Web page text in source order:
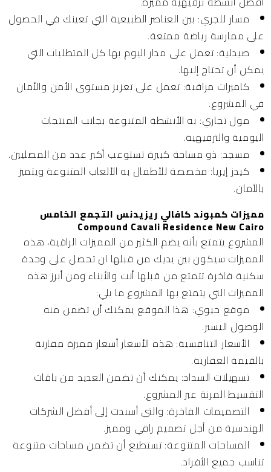
مسار للجري: بين العناصر الطبيعية التي تعينك في الحصول
على ممارسة رياضة ممتعة.
صيدلية: تعمل على مدار اليوم بها كل المتطلبات التي
يمكن أن تحتاج إليها.
كاميرات مراقبة: تعمل على تعزيز مستوى الأمن والأمان
في المشروع.
مول تجاري: به الأنشطة المتنوعة بجانب المنتجات
اليومية والترفيهية.
مسجد: ذو مساحة كبيرة تستوعب أكبر عدد من المصليين.
كيدز إيريا: مخصصة للأطفال به الألعاب المتنوعة ويتميز
بالأمان.
مميزات كمبوند كافالي ريزيدنس التجمع الخامس
Compound Cavali Residence New Cairo
المشروع يتمتع بأنه يضم الكثير من المميزات الراقية، هذه
المميزات سيكون بين يديك من قبلها ان تحصل على وحدة
سكنية فاخرة تتمتع من قبلها أنت والأبناء ومن أبرز هذه
المميزات التي يتمتع بها المشروع ما يلي:
موقع حيوي: هذا الموقع يمكنك أن تضمن منه
الوصول اليسير.
الأسعار التنافسية: هذه الأسعار أسعار مميزة مقارنة
بالقيمة العقارية.
تسهيلات السداد: يمكنك أن تضمن العديد من باقات
التقسيط المرنة عبر المشروع.
التصميمات الفاخرة: والتي أسندت إلى أفضل الشركات
الهندسية من أجل تصميم راقي ومميز.
المساحات المتنوعة: تستطيع أن تضمن مساحات متنوعة
تناسب جميع الأفراد.